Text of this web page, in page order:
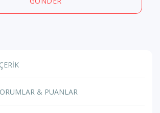
& PUANLAR